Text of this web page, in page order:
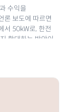
수익을
론 보도에 따르면
서 50kW로, 한전
확대하는 방안이
개정안은 최종